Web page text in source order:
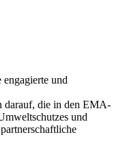
und
darauf, die in den EMA-
und